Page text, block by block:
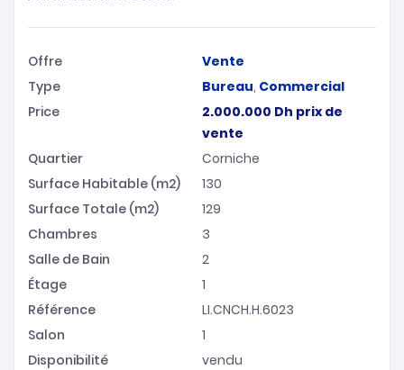
Offre
Vente
Type
Bureau, Commercial
Price
2.000.000 Dh prix de
vente
Quartier
Corniche
Surface Habitable (m2)
130
Surface Totale (m2)
129
Chambres
3
Salle de Bain
2
Étage
1
Référence
LI.CNCH.H.6023
Salon
1
Disponibilité
vendu